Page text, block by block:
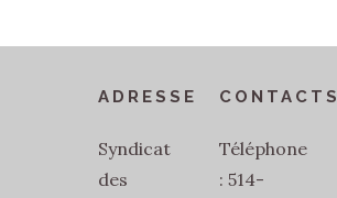
ADRESSE
Syndicat
des
CONTACTS
Téléphone
: 514-